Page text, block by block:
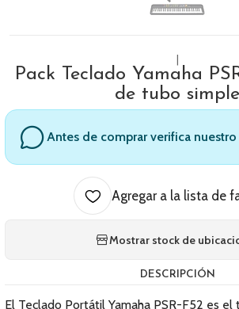
Pack Teclado Yamaha
de tubo simple
Antes de comprar verifica
Agregar a la lista de
Mostrar stock de
DESCRIPCIÓN
El Teclado Portátil Yamaha PSR-F52 es